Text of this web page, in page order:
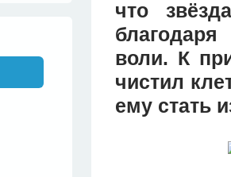
что
воли. К
чистил
ему стать